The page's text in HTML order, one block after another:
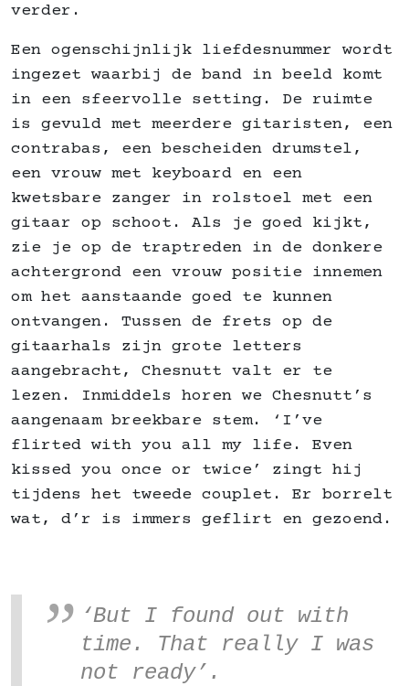
verder.
Een ogenschijnlijk liefdesnummer wordt
ingezet waarbij de band in beeld komt
in een sfeervolle setting. De ruimte
is gevuld met meerdere gitaristen, een
contrabas, een bescheiden drumstel,
een vrouw met keyboard en een
kwetsbare zanger in rolstoel met een
gitaar op schoot. Als je goed kijkt,
zie je op de traptreden in de donkere
achtergrond een vrouw positie innemen
om het aanstaande goed te kunnen
ontvangen. Tussen de frets op de
gitaarhals zijn grote letters
aangebracht, Chesnutt valt er te
lezen. Inmiddels horen we Chesnutt’s
aangenaam breekbare stem. ‘I’ve
flirted with you all my life. Even
kissed you once or twice’ zingt hij
tijdens het tweede couplet. Er borrelt
wat, d’r is immers geflirt en gezoend.
‘But I found out with
time. That really I was
not ready’.